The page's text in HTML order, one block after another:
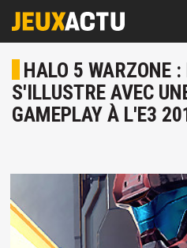
HALO 5 WARZONE :
S'ILLUSTRE AVEC
GAMEPLAY À L'E3